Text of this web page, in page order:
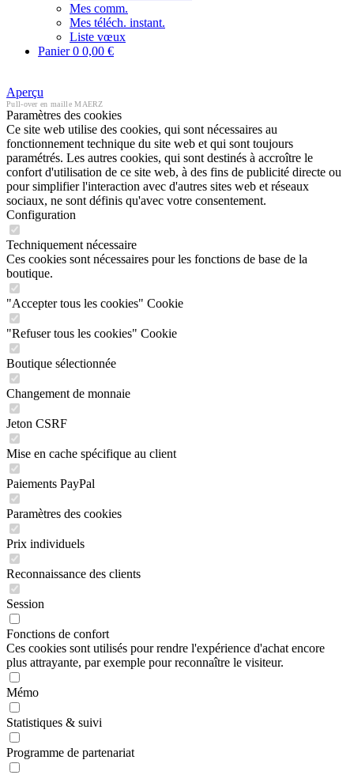
Mes comm.
Mes téléch. instant.
Liste vœux
Panier0 0,00 €
Aperçu
Pull-over en maille MAERZ
Paramètres des cookies
Ce site web utilise des cookies, qui sont nécessaires au
fonctionnement technique du site web et qui sont toujours
paramétrés. Les autres cookies, qui sont destinés à accroître le
confort d'utilisation de ce site web, à des fins de publicité directe ou
pour simplifier l'interaction avec d'autres sites web et réseaux
sociaux, ne sont définis qu'avec votre consentement.
Configuration
Techniquement nécessaire
Ces cookies sont nécessaires pour les fonctions de base de la
boutique.
"Accepter tous les cookies" Cookie
"Refuser tous les cookies" Cookie
Boutique sélectionnée
Changement de monnaie
Jeton CSRF
Mise en cache spécifique au client
Paiements PayPal
Paramètres des cookies
Prix individuels
Reconnaissance des clients
Session
Fonctions de confort
Ces cookies sont utilisés pour rendre l'expérience d'achat encore
plus attrayante, par exemple pour reconnaître le visiteur.
Mémo
Statistiques & suivi
Programme de partenariat